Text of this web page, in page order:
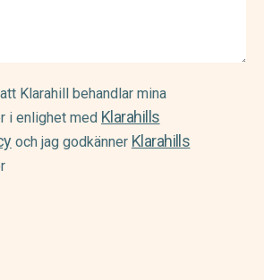
Klarahill behandlar mina
i enlighet med Klarahills
och jag godkänner Klarahills